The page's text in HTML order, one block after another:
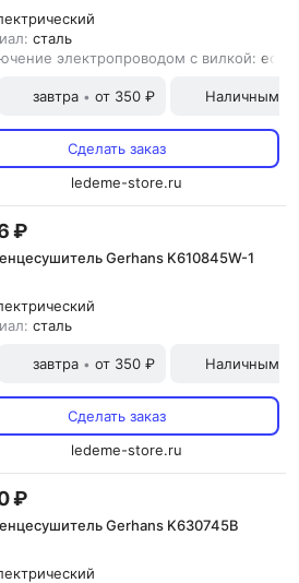
сталь
электропроводом с вилкой: есть
завтра • от 350 ₽ Наличными
Сделать заказ
ledeme-store.ru
₽
Gerhans K610845W-1
сталь
завтра • от 350 ₽ Наличными
Сделать заказ
ledeme-store.ru
₽
Gerhans K630745B